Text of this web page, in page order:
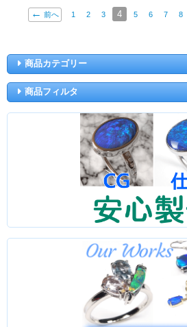
前へ 1 2 3 4 5 6 7 8
商品カテゴリー
商品フィルタ